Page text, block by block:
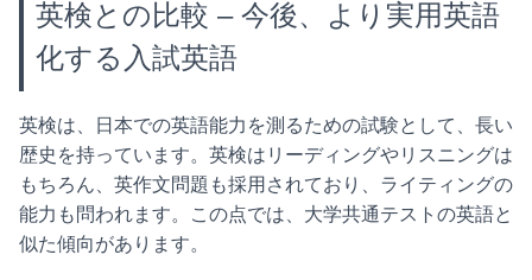
式変更は「受験英語」から「実用英語」への...
英検との比較 – 今後、より実用英語
化する入試英語
英検は、日本での英語能力を測るための試験として、長い
歴史を持っています。英検はリーディングやリスニングは
もちろん、英作文問題も採用されており、ライティングの
能力も問われます。この点では、大学共通テストの英語と
似た傾向があります。